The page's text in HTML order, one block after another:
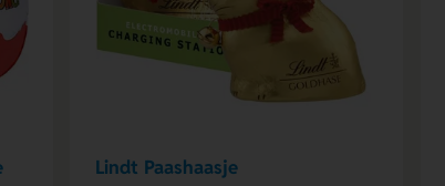
Lindt Paashaasje